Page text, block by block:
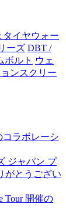
タイヤウォー
ーズ DBT /
ボルト ウェ
ンスクリー
ラボレーシ
ジャパン プ
がとうござい
Tour 開催の